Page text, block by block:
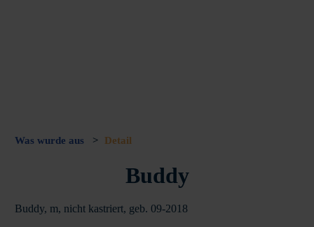
Was wurde aus > Detail
Buddy
Buddy, m, nicht kastriert, geb. 09-2018